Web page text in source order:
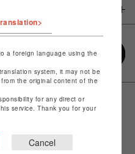
a foreign language using the
system, it may not be
the original content of the
for any direct or
service. Thank you for your
Cancel